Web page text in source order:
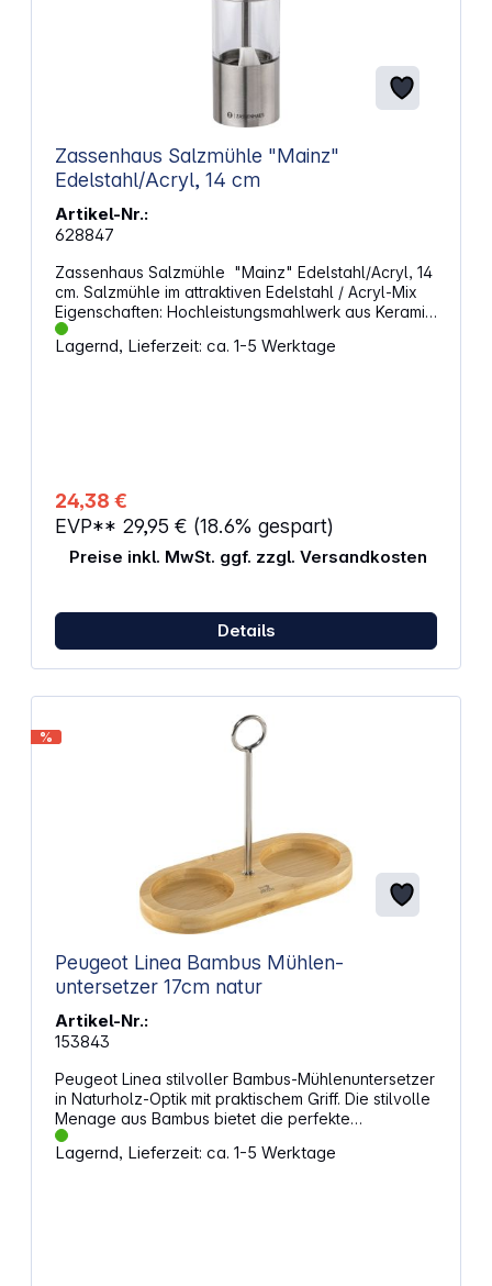
Zassenhaus Salzmühle "Mainz"
Edelstahl/Acryl, 14 cm
Artikel-Nr.:
628847
Zassenhaus Salzmühle "Mainz" Edelstahl/Acryl, 14
cm. Salzmühle im attraktiven Edelstahl / Acryl-Mix
Eigenschaften: Hochleistungsmahlwerk aus Keramik
Höhe: 14 cm Ø: 4,5 cm Gewicht: 0,294 kg
Material: Edelstahl / Acryl
Lagernd, Lieferzeit: ca. 1-5 Werktage
24,38 €
EVP** 29,95 € (18.6% gespart)
Preise inkl. MwSt. ggf. zzgl. Versandkosten
Details
%
Peugeot Linea Bambus Mühlen-
untersetzer 17cm natur
Artikel-Nr.:
153843
Peugeot Linea stilvoller Bambus-Mühlenuntersetzer
in Naturholz-Optik mit praktischem Griff. Die stilvolle
Menage aus Bambus bietet die perfekte
Möglichkeit, Ihre Gewürzmühlen elegant
aufzubewahren und bequem von der Küche zum
Lagernd, Lieferzeit: ca. 1-5 Werktage